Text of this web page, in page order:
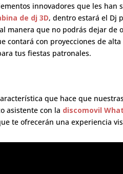
innovadores que les
de dj 3D, dentro estará el Dj
manera que no podrás dejar de
contará con proyecciones de
tus fiestas patronales.
que hace que
asistente con la discomovil
te ofrecerán una experiencia